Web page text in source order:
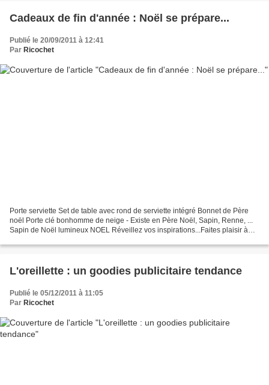
Cadeaux de fin d'année : Noël se prépare...
Publié le 20/09/2011 à 12:41
Par Ricochet
Porte serviette Set de table avec rond de serviette intégré Bonnet de Père
noël Porte clé bonhomme de neige - Existe en Père Noël, Sapin, Renne, ...
Sapin de Noël lumineux NOEL Réveillez vos inspirations...Faites plaisir à
L'oreillette : un goodies publicitaire tendance
Publié le 05/12/2011 à 11:05
Par Ricochet